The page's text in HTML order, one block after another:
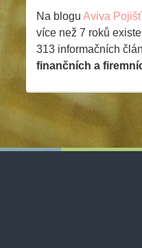
Na blogu Aviva
více než 7 roků
313 informačních
finančních a